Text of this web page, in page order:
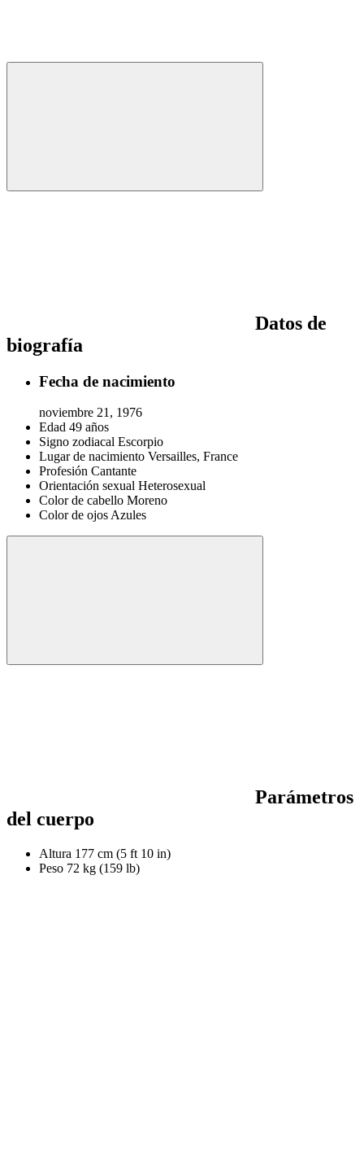
Datos de
biografía
Fecha de nacimiento
noviembre 21, 1976
Edad 49 años
Signo zodiacal Escorpio
Lugar de nacimiento Versailles, France
Profesión Cantante
Orientación sexual Heterosexual
Color de cabello Moreno
Color de ojosAzules
Parámetros
del cuerpo
Altura 177 cm (5 ft 10 in)
Peso 72 kg (159 lb)